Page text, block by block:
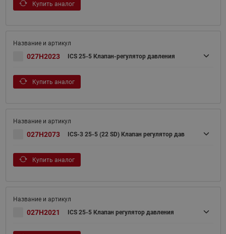
Купить аналог
027H2023 ICS 25-5 Клапан-регулятор давления
Купить аналог
027H2073 ICS-3 25-5 (22 SD) Клапан регулятор дав
Купить аналог
027H2021 ICS 25-5 Клапан регулятор давления